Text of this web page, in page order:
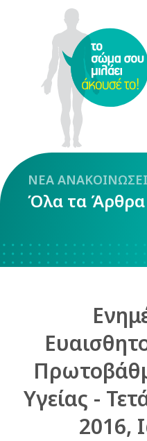
NEA
Όλα τα Άρθρα
Υγείας -
2016,